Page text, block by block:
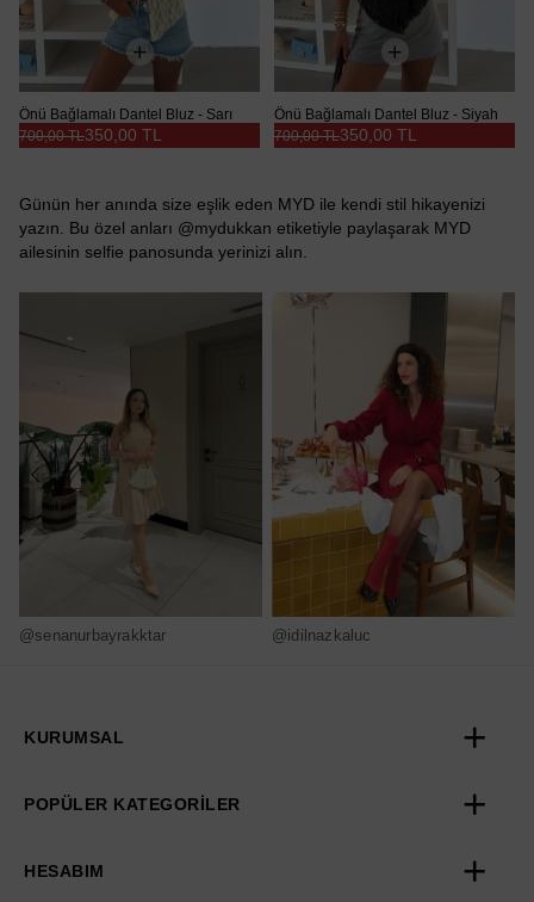
Önü Bağlamalı Dantel Bluz - Sarı
350,00 TL
700,00 TL
Önü Bağlamalı Dantel Bluz - Siyah
350,00 TL
700,00 TL
Günün her anında size eşlik eden MYD ile kendi stil hikayenizi
yazın. Bu özel anları @mydukkan etiketiyle paylaşarak MYD
ailesinin selfie panosunda yerinizi alın.
@senanurbayrakktar @idilnazkaluc
KURUMSAL
POPÜLER KATEGORİLER
HESABIM